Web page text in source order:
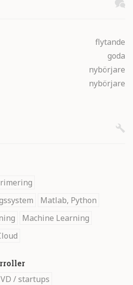
Nivå:
flytande
Nivå:
goda
Nivå:
nybörjare
Nivå:
nybörjare
Matlab, Python
Machine Learning
Nyckelord:
VD / startups